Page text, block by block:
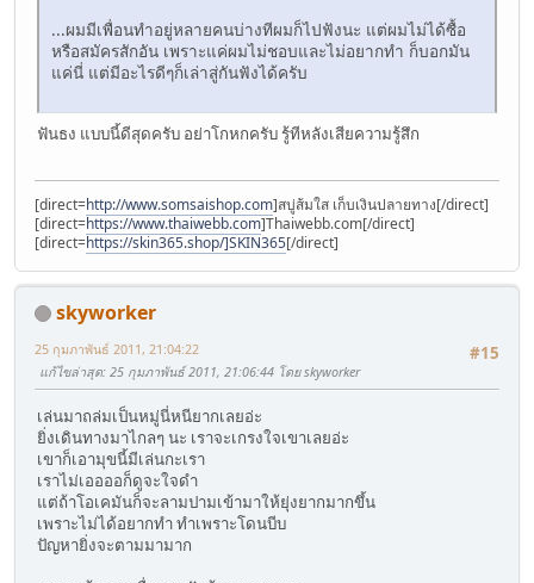
...ผมมีเพื่อนทำอยู่หลายคนบ่างทีผมก็ไปฟังนะ แต่ผมไม่ได้ซื้อ
หรือสมัครสักอัน เพราะแค่ผมไม่ชอบและไม่อยากทำ ก็บอกมัน
แค่นี่ แต่มีอะไรดีๆก็เล่าสู่กันฟังได้ครับ
ฟันธง แบบนี้ดีสุดครับ อย่าโกหกครับ รู้ทีหลังเสียความรู้สึก
[direct=http://www.somsaishop.com]สบู่ส้มใส เก็บเงินปลายทาง[/direct]
[direct=https://www.thaiwebb.com]Thaiwebb.com[/direct]
[direct=https://skin365.shop/]SKIN365[/direct]
skyworker
#15
25 กุมภาพันธ์ 2011, 21:04:22
แก้ไขล่าสุด: 25 กุมภาพันธ์ 2011, 21:06:44 โดย skyworker
เล่นมาถล่มเป็นหมู่นี่หนียากเลยอ่ะ
ยิ่งเดินทางมาไกลๆ นะ เราจะเกรงใจเขาเลยอ่ะ
เขาก็เอามุขนี้มีเล่นกะเรา
เราไม่เออออก็ดูจะใจดำ
แต่ถ้าโอเคมันก็จะลามปามเข้ามาให้ยุ่งยากมากขึ้น
เพราะไม่ได้อยากทำ ทำเพราะโดนบีบ
ปัญหายิ่งจะตามมามาก